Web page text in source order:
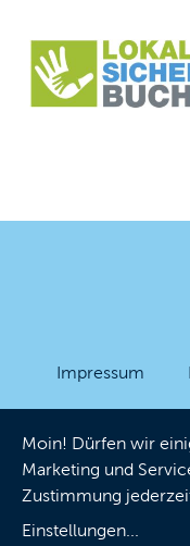
Impressum
Moin! Dürfen wir
Marketing und
Zustimmung
Einstellungen